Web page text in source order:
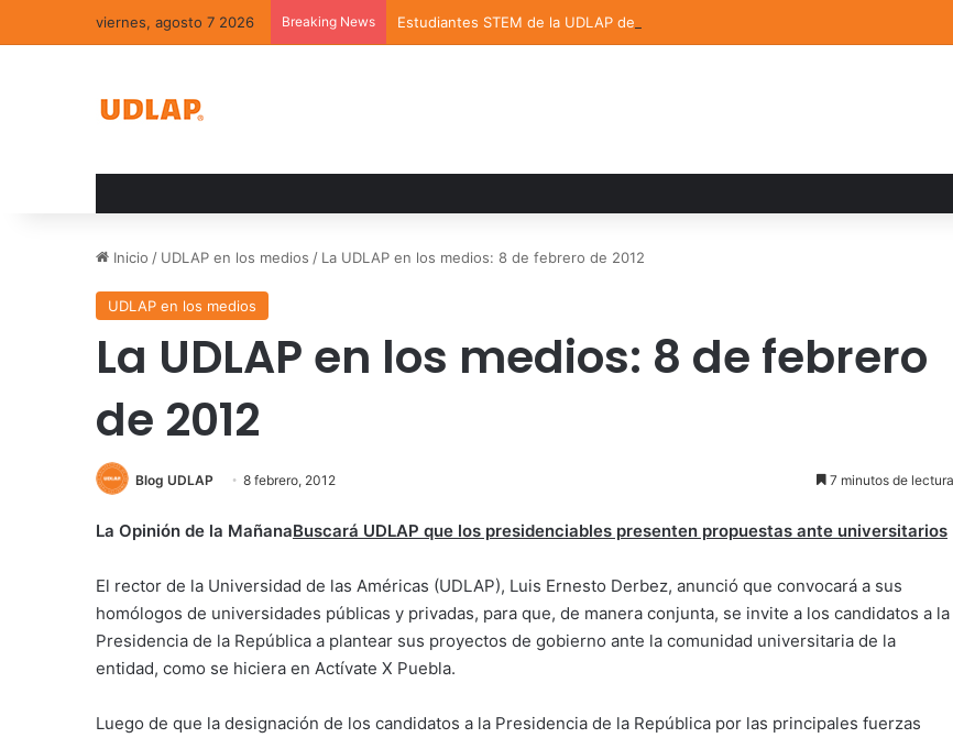
viernes, agosto 7 2026 Breaking News Estudiantes STEM de la UDLAP destacan en el MUTVI 2026
Inicio / UDLAP en los medios / La UDLAP en los medios: 8 de febrero de 2012
UDLAP en los medios
La UDLAP en los medios: 8 de febrero
de 2012
Blog UDLAP 8 febrero, 2012 7 minutos de lectura
La Opinión de la MañanaBuscará UDLAP que los presidenciables presenten propuestas ante universitarios
El rector de la Universidad de las Américas (UDLAP), Luis Ernesto Derbez, anunció que convocará a sus
homólogos de universidades públicas y privadas, para que, de manera conjunta, se invite a los candidatos a la
Presidencia de la República a plantear sus proyectos de gobierno ante la comunidad universitaria de la
entidad, como se hiciera en Actívate X Puebla.
Luego de que la designación de los candidatos a la Presidencia de la República por las principales fuerzas